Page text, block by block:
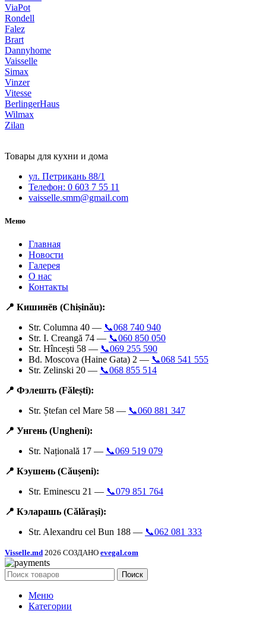
ViaPot
Rondell
Falez
Brart
Dannyhome
Vaisselle
Simax
Vinzer
Vitesse
BerlingerHaus
Wilmax
Zilan
Товары для кухни и дома
ул. Петрикань 88/1
Телефон: 0 603 7 55 11
vaisselle.smm@gmail.com
Меню
Главная
Новости
Галерея
О нас
Контакты
📍 Кишинёв (Chișinău):
Str. Columna 40 — 📞068 740 940
Str. I. Creangă 74 — 📞060 850 050
Str. Hîncești 58 — 📞069 255 590
Bd. Moscova (Haine Gata) 2 — 📞068 541 555
Str. Zelinski 20 — 📞068 855 514
📍 Фэлешть (Fălești):
Str. Ștefan cel Mare 58 — 📞060 881 347
📍 Унгень (Ungheni):
Str. Națională 17 — 📞069 519 079
📍 Кэушень (Căușeni):
Str. Eminescu 21 — 📞079 851 764
📍 Кэларашь (Călărași):
Str. Alexandru cel Bun 188 — 📞062 081 333
Visselle.md 2026 СОЗДАНО evegal.com
Поиск
Меню
Категории